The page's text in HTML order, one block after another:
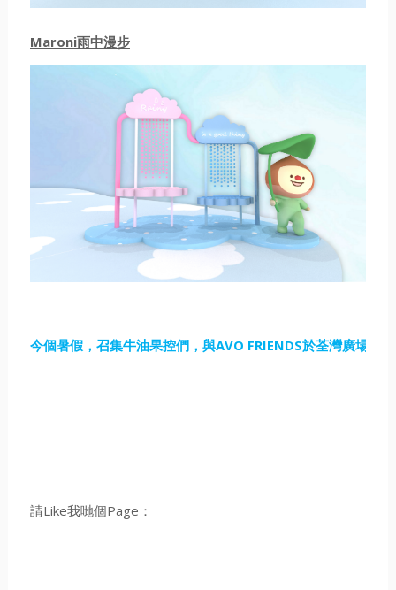
Maroni雨中漫步
今個暑假，召集牛油果控們，與AVO FRIENDS於荃灣廣場玩
請Like我哋個Page：